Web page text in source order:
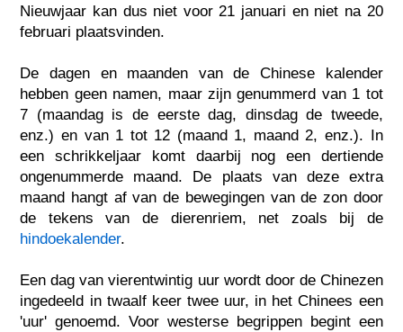
Nieuwjaar kan dus niet voor 21 januari en niet na 20
februari plaatsvinden.
De dagen en maanden van de Chinese kalender
hebben geen namen, maar zijn genummerd van 1 tot
7 (maandag is de eerste dag, dinsdag de tweede,
enz.) en van 1 tot 12 (maand 1, maand 2, enz.). In
een schrikkeljaar komt daarbij nog een dertiende
ongenummerde maand. De plaats van deze extra
maand hangt af van de bewegingen van de zon door
de tekens van de dierenriem, net zoals bij de
hindoekalender.
Een dag van vierentwintig uur wordt door de Chinezen
ingedeeld in twaalf keer twee uur, in het Chinees een
'uur' genoemd. Voor westerse begrippen begint een